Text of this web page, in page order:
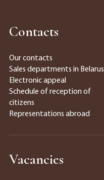
Contacts
Our contacts
Sales departments in Belarus
Electronic appeal
Schedule of reception of
citizens
Representations abroad
Vacancies